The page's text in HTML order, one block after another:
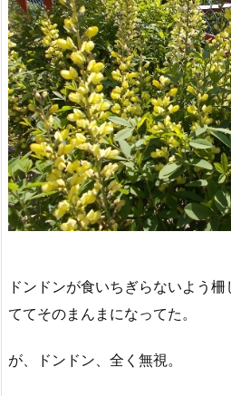
ドンドンが食いちぎらないよう
ててそのまんまになってた。
が、ドンドン、全く無視。